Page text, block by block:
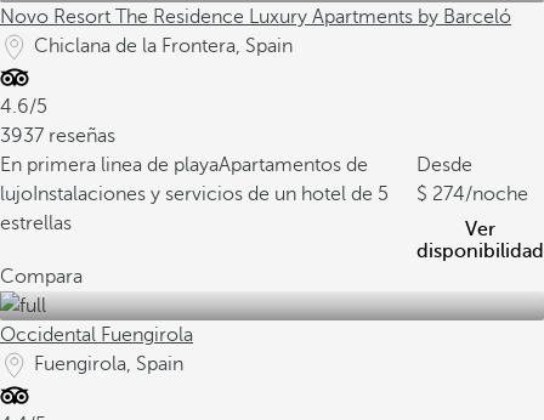
Novo Resort The Residence Luxury Apartments by Barceló
Chiclana de la Frontera, Spain
4.6/5
3937 reseñas
En primera linea de playaApartamentos de
lujo Instalaciones y servicios de un hotel de 5
estrellas
Desde
274/noche
Ver
disponibilidad
Compara
Occidental Fuengirola
Fuengirola, Spain